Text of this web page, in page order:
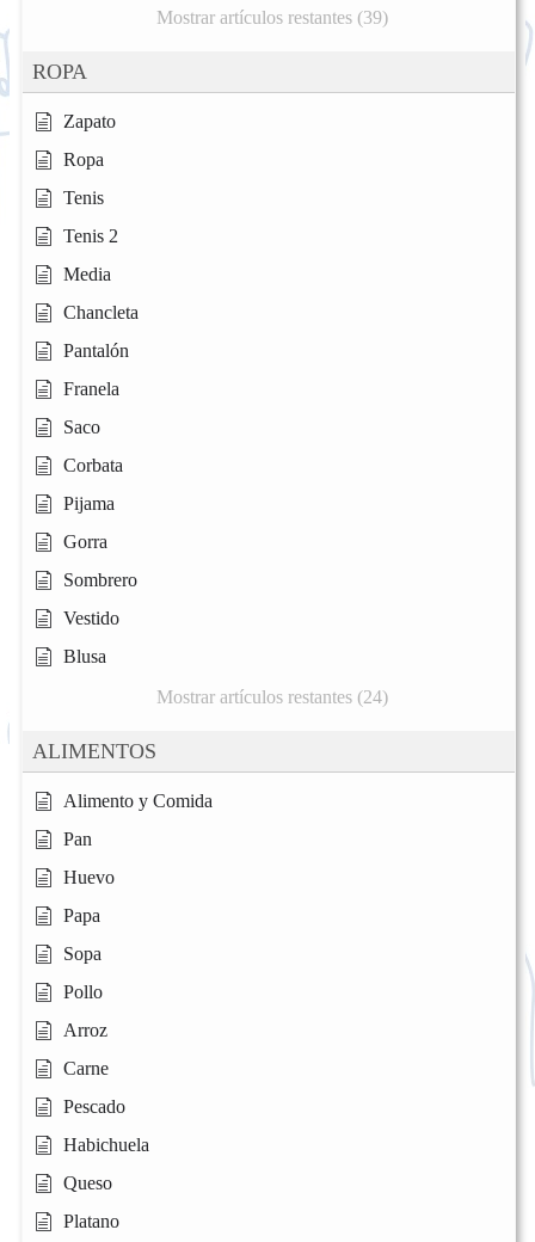
Mostrar artículos restantes (39)
ROPA
Zapato
Ropa
Tenis
Tenis 2
Media
Chancleta
Pantalón
Franela
Saco
Corbata
Pijama
Gorra
Sombrero
Vestido
Blusa
Mostrar artículos restantes (24)
ALIMENTOS
Alimento y Comida
Pan
Huevo
Papa
Sopa
Pollo
Arroz
Carne
Pescado
Habichuela
Queso
Platano